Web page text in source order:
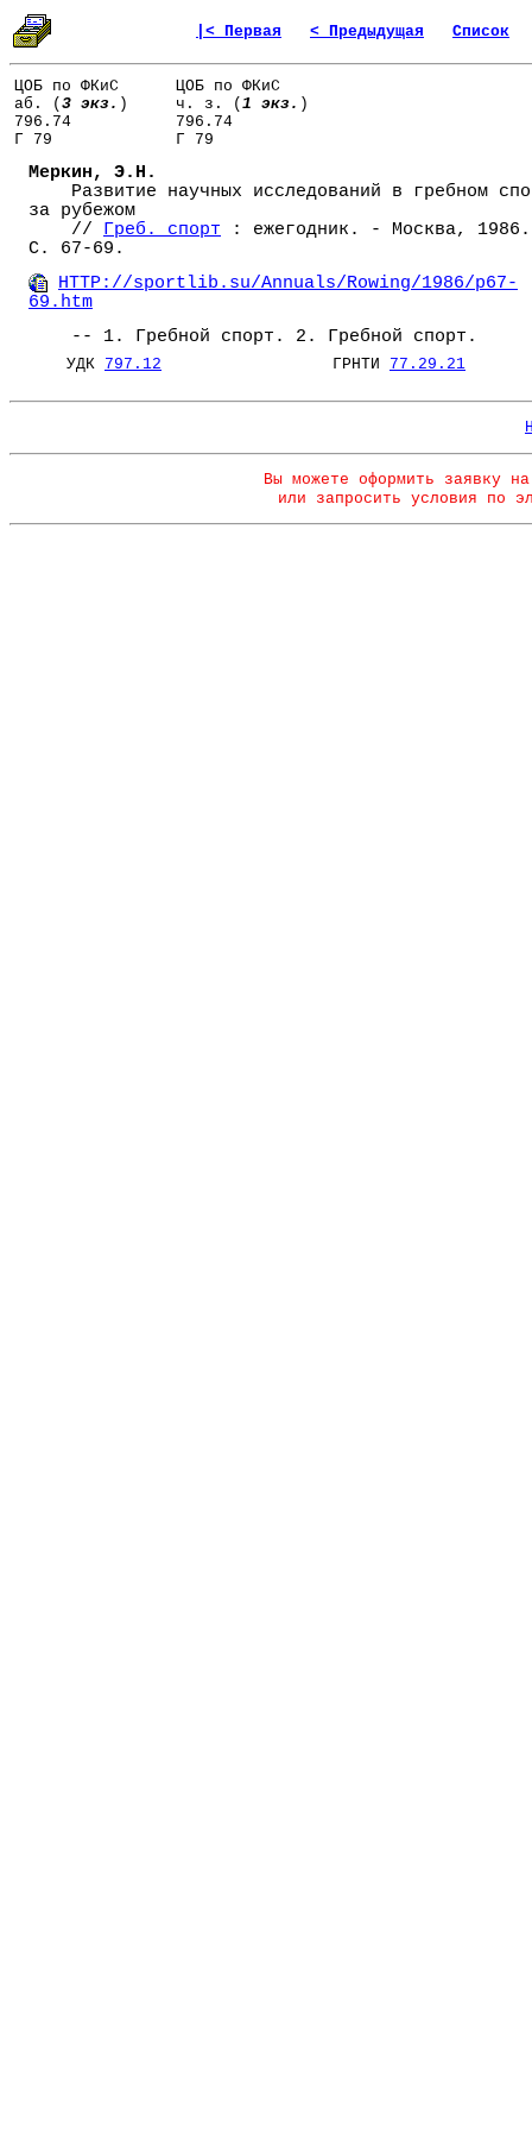
|< Первая < Предыдущая Список
ЦОБ по ФКиС
аб. ( 3 экз. )
796.74
Г 79
ЦОБ по ФКиС
ч. з. ( 1 экз. )
796.74
Г 79
Меркин, Э.Н.
Развитие научных исследований в гребном
за рубежом
// Греб. спорт : ежегодник. - Москва,
С. 67-69.
HTTP://sportlib.su/Annuals/Rowing/1986/p67-
69.htm
-- 1. Гребной спорт. 2. Гребной спорт.
УДК 797.12 ГРНТИ 77.29.21
Вы можете оформить заявку
или запросить условия по